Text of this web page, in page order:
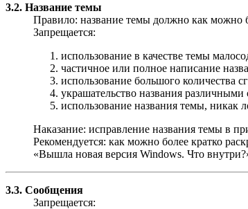
3.2. Название темы
Правило: название темы должно как можно
Запрещается:
использование в качестве темы
частичное или полное написание
использование большого количества
украшательство названия
использование названия темы, никак
Наказание: исправление названия темы в
Рекомендуется: как можно более кратко
«Вышла новая версия Windows. Что
3.3. Сообщения
Запрещается: